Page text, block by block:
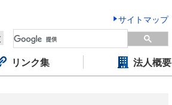
サイトマップ
リンク集 法人概要